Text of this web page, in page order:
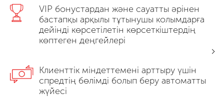
VIP бонустардан және сауатты әрінен
бастапқы арқылы тұтынушы колымдарға
дейінді көрсетілетін көрсеткіштердің
көптеген деңгейлері
Клиенттік міндеттемені арттыру үшін
спредтің бөлімді болып беру автоматты
жүйесі